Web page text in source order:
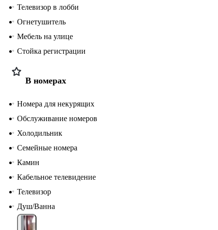
Телевизор в лобби
Огнетушитель
Мебель на улице
Стойка регистрации
В номерах
Номера для некурящих
Обслуживание номеров
Холодильник
Семейные номера
Камин
Кабельное телевидение
Телевизор
Душ/Ванна